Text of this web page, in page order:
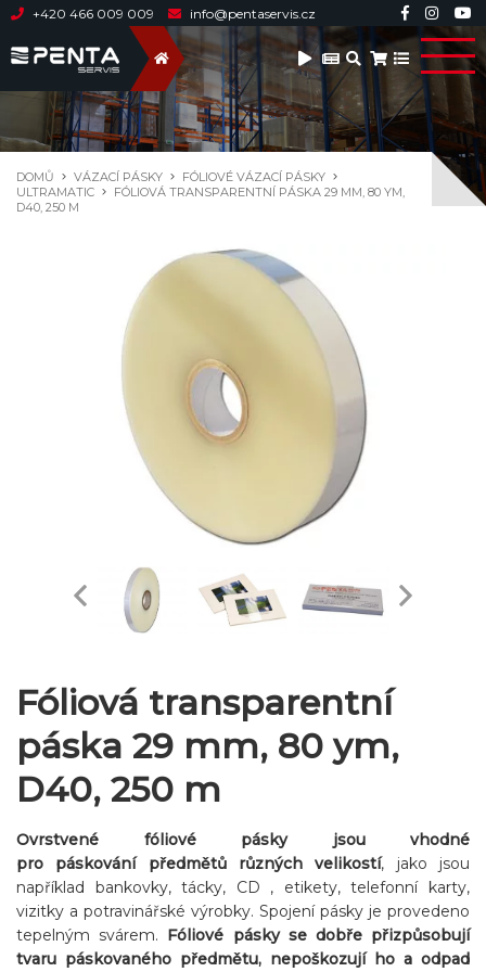
+420 466 009 009 info@pentaservis.cz
DOMŮ VÁZACÍ PÁSKY
FÓLIOVÉ VÁZACÍ PÁSKY
ULTRAMATIC
FÓLIOVÁ TRANSPARENTNÍ PÁSKA 29 MM, 80 YM,
D40, 250 M
Fóliová transparentní
páska 29 mm, 80 ym,
D40, 250 m
Ovrstvené fóliové pásky jsou vhodné
pro páskování předmětů různých velikostí, jako jsou
například bankovky, tácky, CD , etikety, telefonní karty,
vizitky a potravinářské výrobky. Spojení pásky je provedeno
tepelným svárem. Fóliové pásky se dobře přizpůsobují
tvaru páskovaného předmětu, nepoškozují ho a odpad